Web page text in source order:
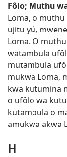
Fôlo; Muthu
Loma, o muthu
ujitu yú,
Loma. O
watambula
mutambula
mukwa Loma,
kwa kutumina
o ufôlo wa
kutambula o
amukwa akwa
H